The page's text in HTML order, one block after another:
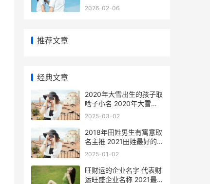
2026年农历二月二十八是
2026-02-06
推荐文章
经典文章
2020年大雪出生的孩子取
啥子小名 2020年大雪节
气出生
2025-03-02
2018年田姓男生有寓意取
名主推 2021田姓最好的
男孩名字
2025-01-02
旺财运的企业名字 代表财
运旺盛企业名称 2021最